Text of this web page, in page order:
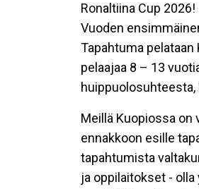
Ronaltiina Cup 2026!
Vuoden
Tapahtuma
pelaajaa 8 – 13
Meillä Kuopiossa on
ennakkoon esille
tapahtumista
ja oppilaitokset -